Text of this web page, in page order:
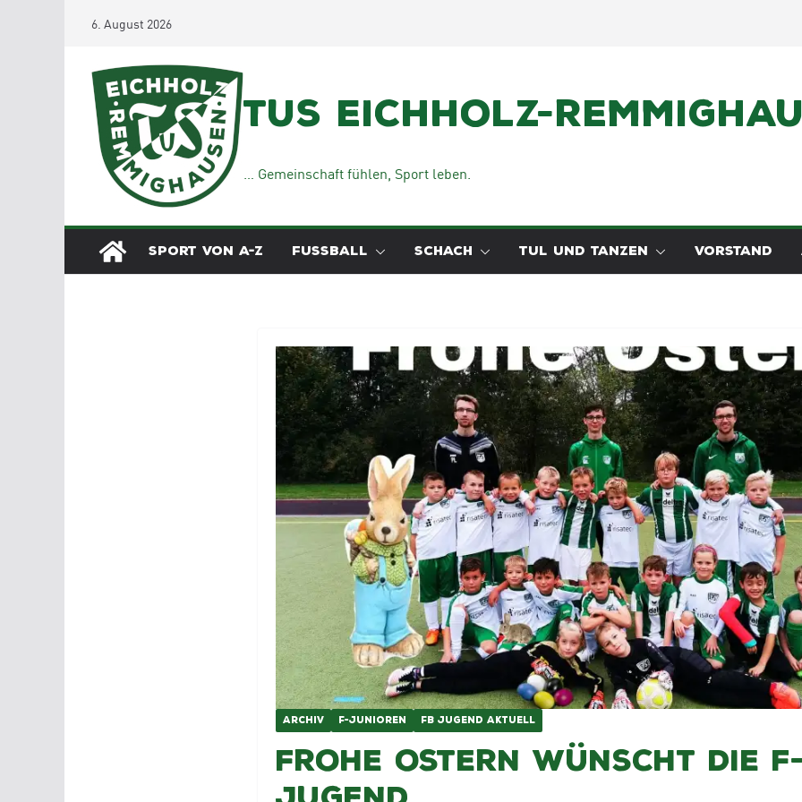
springen
6. August 2026
TuS Eichholz-
… Gemeinschaft fühlen, Sport leben.
SPORT VON A-Z FUSSBALL SCHACH TUL UND TANZEN VORSTAND
ARCHIV F-JUNIOREN FB JUGEND AKTUELL
Frohe Ostern wünscht die